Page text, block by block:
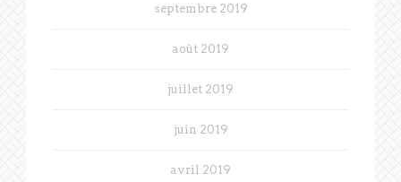
septembre 2019
août 2019
juillet 2019
juin 2019
avril 2019